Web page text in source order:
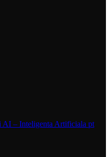
AI – Inteligenta Artificiala pt